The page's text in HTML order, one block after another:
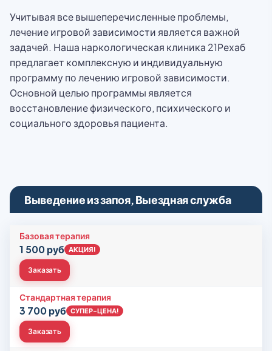
Учитывая все вышеперечисленные проблемы,
лечение игровой зависимости является важной
задачей. Наша наркологическая клиника 21Рехаб
предлагает комплексную и индивидуальную
программу по лечению игровой зависимости.
Основной целью программы является
восстановление физического, психического и
социального здоровья пациента.
Выведение из запоя, Выездная служба
Базовая терапия
1 500 руб АКЦИЯ!
Заказать
Стандартная терапия
3 700 руб СУПЕР-ЦЕНА!
Заказать